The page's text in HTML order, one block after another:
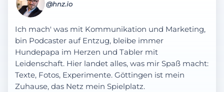
@hnz.io
Ich mach' was mit Kommunikation und Marketing,
bin Podcaster auf Entzug, bleibe immer
Hundepapa im Herzen und Tabler mit
Leidenschaft. Hier landet alles, was mir Spaß macht:
Texte, Fotos, Experimente. Göttingen ist mein
Zuhause, das Netz mein Spielplatz.